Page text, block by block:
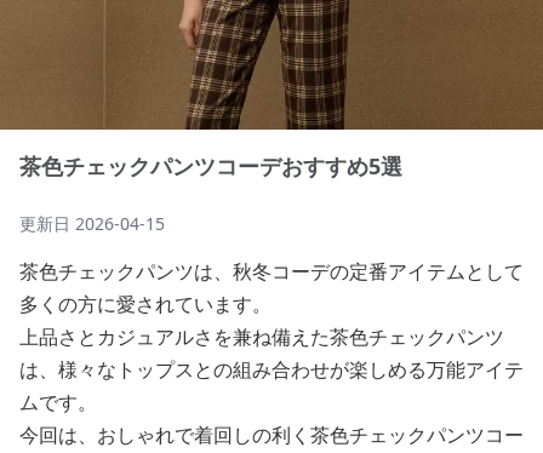
茶色チェックパンツコーデおすすめ5選
更新日 2026-04-15
茶色チェックパンツは、秋冬コーデの定番アイテムとして
多くの方に愛されています。
上品さとカジュアルさを兼ね備えた茶色チェックパンツ
は、様々なトップスとの組み合わせが楽しめる万能アイテ
ムです。
今回は、おしゃれで着回しの利く茶色チェックパンツコー